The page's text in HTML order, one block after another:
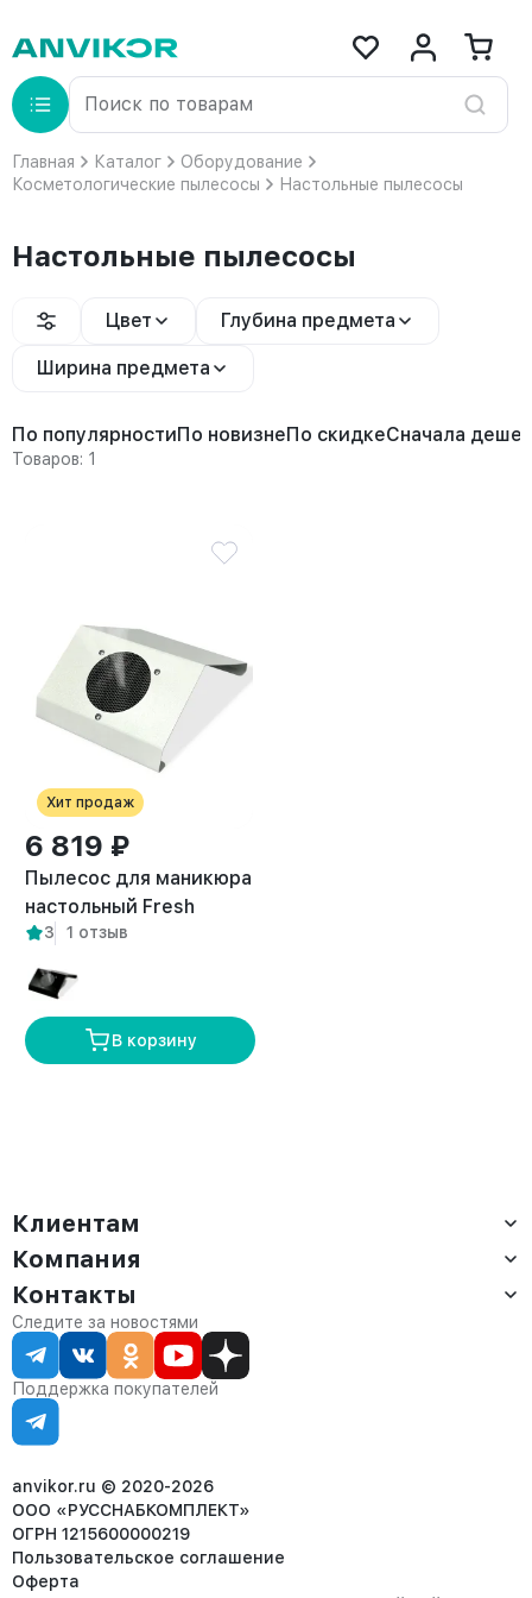
Главная Каталог
Оборудование
Косметологические пылесосы
Настольные пылесосы
Настольные пылесосы
Цвет Глубина предмета
Ширина предмета
По популярностиПо новизнеПо скидкеСначала
Товаров: 1
Хит продаж
6 819 ₽
Пылесос для маникюра
настольный Fresh
белый
3 1 отзыв
В корзину
Клиентам
Доставка
Оплата
Сервис
Статус заказа
Статьи
Компания
О компании
Контакты
Партнёрам
Контакты
Отдел продаж:
8 (800) 234-22-62
corp@anvikor.ru
Ежедневно, с 7:00-19:00 (МСК)
Отдел рекламации:
8 (953) 455-25-61
Следите за новостями
Поддержка покупателей
anvikor.ru © 2020-2026
ООО «РУССНАБКОМПЛЕКТ»
ОГРН 1215600000219
Пользовательское соглашение
Оферта